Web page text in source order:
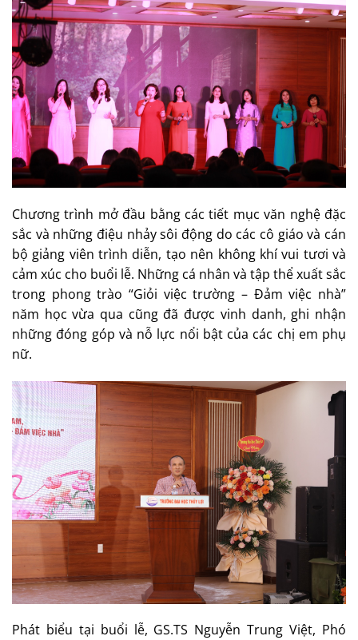
Chương trình mở đầu bằng các tiết mục văn nghệ đặc
sắc và những điệu nhảy sôi động do các cô giáo và cán
bộ giảng viên trình diễn, tạo nên không khí vui tươi và
cảm xúc cho buổi lễ. Những cá nhân và tập thể xuất sắc
trong phong trào “Giỏi việc trường – Đảm việc nhà”
năm học vừa qua cũng đã được vinh danh, ghi nhận
những đóng góp và nỗ lực nổi bật của các chị em phụ
nữ.
Phát biểu tại buổi lễ, GS.TS Nguyễn Trung Việt, Phó